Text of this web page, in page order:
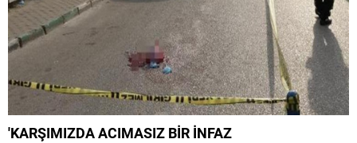
'KARŞIMIZDA ACIMASIZ BİR İNFAZ